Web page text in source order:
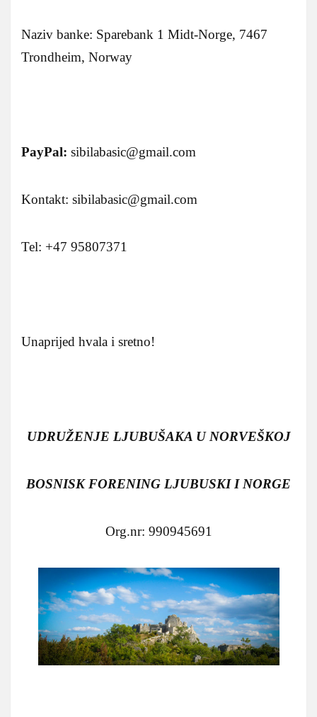
Naziv banke: Sparebank 1 Midt-Norge, 7467
Trondheim, Norway
PayPal: sibilabasic@gmail.com
Kontakt: sibilabasic@gmail.com
Tel: +47 95807371
Unaprijed hvala i sretno!
UDRUŽENJE LJUBUŠAKA U NORVEŠKOJ
BOSNISK FORENING LJUBUSKI I NORGE
Org.nr: 990945691